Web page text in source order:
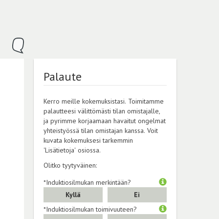
Palaute
Kerro meille kokemuksistasi. Toimitamme
palautteesi välittömästi tilan omistajalle,
ja pyrimme korjaamaan havaitut ongelmat
yhteistyössä tilan omistajan kanssa. Voit
kuvata kokemuksesi tarkemmin
'Lisätietoja' osiossa.
Olitko tyytyväinen:
*Induktiosilmukan merkintään?
Kyllä
Ei
*Induktiosilmukan toimivuuteen?